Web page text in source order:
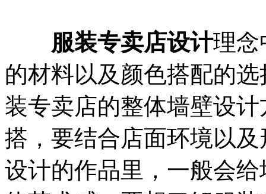
服装专卖店设计理念
的材料以及颜色搭配的
装专卖店的整体墙壁设
搭，要结合店面环境以
设计的作品里，一般会